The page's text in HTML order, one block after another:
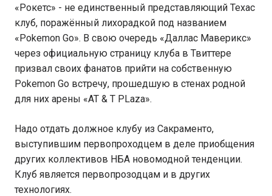
«Рокетс» - не единственный представляющий Техас
клуб, поражённый лихорадкой под названием
«Pokemon Go». В свою очередь «Даллас Маверикс»
через официальную страницу клуба в Твиттере
призвал своих фанатов прийти на собственную
Pokemon Go встречу, прошедшую в стенах родной
для них арены «AT & T PLaza».
Надо отдать должное клубу из Сакраменто,
выступившим первопроходцем в деле приобщения
других коллективов НБА новомодной тенденции.
Клуб является первопрозодцам и в других
технологиях.